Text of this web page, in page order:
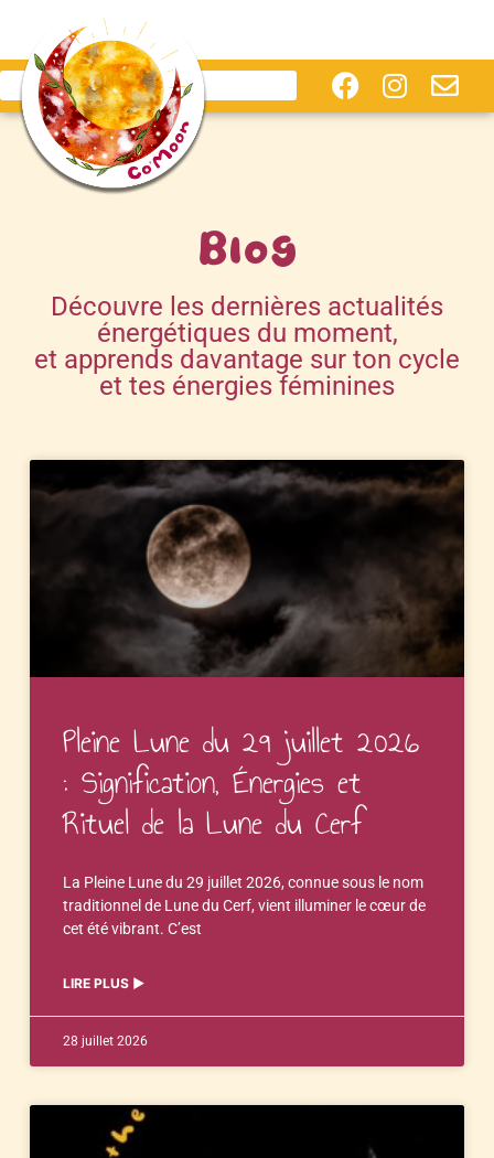
Blog
Découvre les dernières actualités
énergétiques du moment,
et apprends davantage sur ton cycle
et tes énergies féminines
Pleine Lune du 29 juillet 2026
: Signification, Énergies et
Rituel de la Lune du Cerf
La Pleine Lune du 29 juillet 2026, connue sous le nom
traditionnel de Lune du Cerf, vient illuminer le cœur de
cet été vibrant. C’est
LIRE PLUS ▶︎
28 juillet 2026